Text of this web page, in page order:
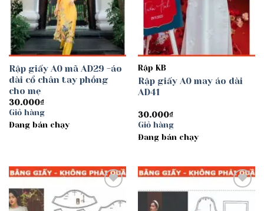
Rập giấy A0 mã AD29 -áo
dài cổ chân tay phồng
cho mẹ
30.000₫
Giỏ hàng
Đang bán chạy
Rập KB
Rập giấy A0 may áo dài
AD41
30.000₫
Giỏ hàng
Đang bán chạy
Add to
wishlist
wishlist